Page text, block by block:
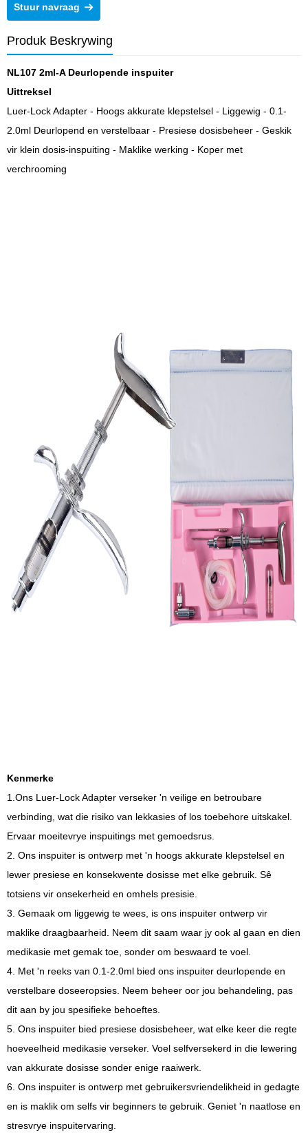
Stuur navraag
Produk Beskrywing
NL107 2ml-A Deurlopende inspuiter
Uittreksel
Luer-Lock Adapter - Hoogs akkurate klepstelsel - Liggewig - 0.1-
2.0ml Deurlopend en verstelbaar - Presiese dosisbeheer - Geskik
vir klein dosis-inspuiting - Maklike werking - Koper met
verchrooming
Kenmerke
1.Ons Luer-Lock Adapter verseker 'n veilige en betroubare
verbinding, wat die risiko van lekkasies of los toebehore uitskakel.
Ervaar moeitevrye inspuitings met gemoedsrus.
2. Ons inspuiter is ontwerp met 'n hoogs akkurate klepstelsel en
lewer presiese en konsekwente dosisse met elke gebruik. Sê
totsiens vir onsekerheid en omhels presisie.
3. Gemaak om liggewig te wees, is ons inspuiter ontwerp vir
maklike draagbaarheid. Neem dit saam waar jy ook al gaan en dien
medikasie met gemak toe, sonder om beswaard te voel.
4. Met 'n reeks van 0.1-2.0ml bied ons inspuiter deurlopende en
verstelbare doseeropsies. Neem beheer oor jou behandeling, pas
dit aan by jou spesifieke behoeftes.
5. Ons inspuiter bied presiese dosisbeheer, wat elke keer die regte
hoeveelheid medikasie verseker. Voel selfversekerd in die lewering
van akkurate dosisse sonder enige raaiwerk.
6. Ons inspuiter is ontwerp met gebruikersvriendelikheid in gedagte
en is maklik om selfs vir beginners te gebruik. Geniet 'n naatlose en
stresvrye inspuitervaring.